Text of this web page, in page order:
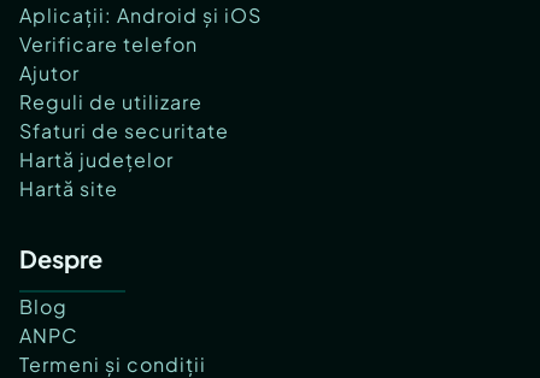
Aplicații: Android și iOS
Verificare telefon
Ajutor
Reguli de utilizare
Sfaturi de securitate
Hartă județelor
Hartă site
Despre
Blog
ANPC
Termeni și condiții